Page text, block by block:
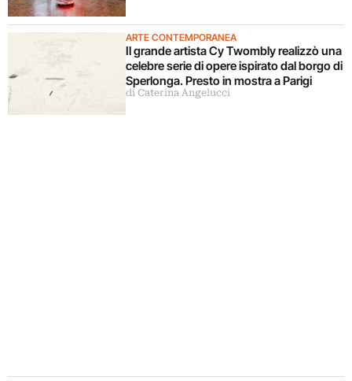
ARTE CONTEMPORANEA
Il grande artista Cy Twombly realizzò una
celebre serie di opere ispirato dal borgo di
Sperlonga. Presto in mostra a Parigi
di Caterina Angelucci